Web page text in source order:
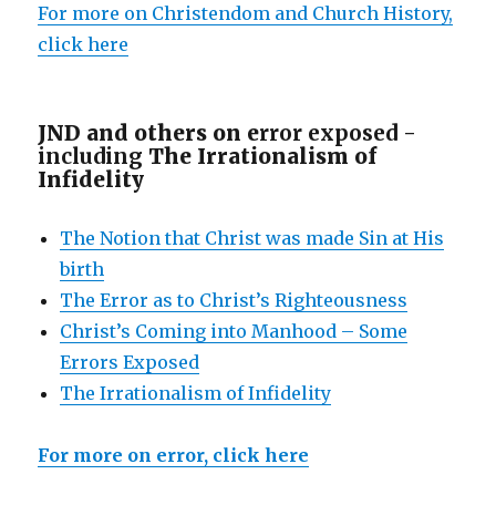
For more on Christendom and Church History,
click here
JND and others on error exposed -
including The Irrationalism of
Infidelity
The Notion that Christ was made Sin at His
birth
The Error as to Christ’s Righteousness
Christ’s Coming into Manhood – Some
Errors Exposed
The Irrationalism of Infidelity
For more on error, click here